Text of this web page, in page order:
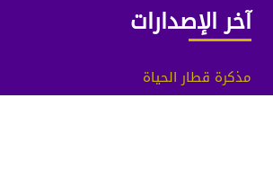
آخر الإصدارات
مذكرة قطار الحياة